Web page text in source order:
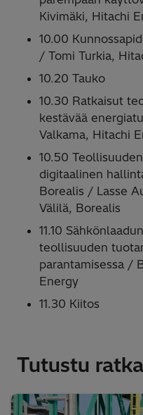
Kivimäki, Hitachi
10.00​
/ Tomi Turkia,
10.20​ Tauko​
10.30​ Ratkaisut
kestävää
Valkama, Hitachi
10.50​
digitaalinen
Borealis​ / Lasse
Välilä, Borealis​
11.10​
teollisuuden
parantamisessa /
Energy ​
11.30​ Kiitos​
Tutustu